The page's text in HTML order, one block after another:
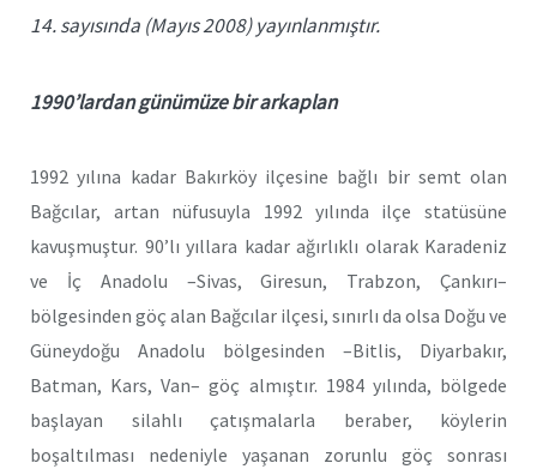
14. sayısında (Mayıs 2008) yayınlanmıştır.
1990’lardan günümüze bir arkaplan
1992 yılına kadar Bakırköy ilçesine bağlı bir semt olan
Bağcılar, artan nüfusuyla 1992 yılında ilçe statüsüne
kavuşmuştur. 90’lı yıllara kadar ağırlıklı olarak Karadeniz
ve İç Anadolu –Sivas, Giresun, Trabzon, Çankırı–
bölgesinden göç alan Bağcılar ilçesi, sınırlı da olsa Doğu ve
Güneydoğu Anadolu bölgesinden –Bitlis, Diyarbakır,
Batman, Kars, Van– göç almıştır. 1984 yılında, bölgede
başlayan silahlı çatışmalarla beraber, köylerin
boşaltılması nedeniyle yaşanan zorunlu göç sonrası